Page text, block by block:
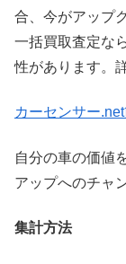
合、今がアップ
一括買取査定な
性があります。
カーセンサー
自分の車の価値
アップへのチャ
集計方法